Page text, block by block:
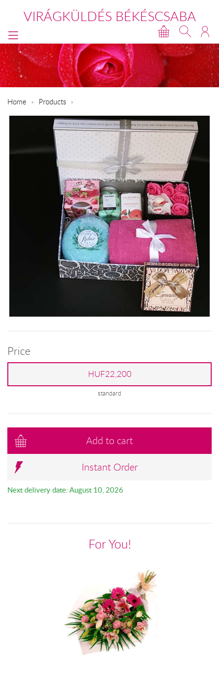
VIRÁGKÜLDÉS BÉKÉSCSABA
Home Products
Price
HUF22,200
standard
Add to cart
Instant Order
Next delivery date: August 10, 2026
For You!